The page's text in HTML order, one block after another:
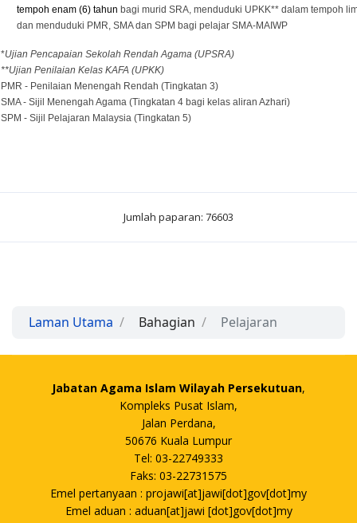
tempoh enam (6) tahun bagi murid SRA, menduduki UPKK** dalam tempoh
dan menduduki PMR, SMA dan SPM bagi pelajar SMA-MAIWP
*Ujian Pencapaian Sekolah Rendah Agama (UPSRA)
**Ujian Penilaian Kelas KAFA (UPKK)
PMR - Penilaian Menengah Rendah (Tingkatan 3)
SMA - Sijil Menengah Agama (Tingkatan 4 bagi kelas aliran Azhari)
SPM - Sijil Pelajaran Malaysia (Tingkatan 5)
Jumlah paparan: 76603
Laman Utama Bahagian Pelajaran
Jabatan Agama Islam Wilayah Persekutuan,
Kompleks Pusat Islam,
Jalan Perdana,
50676 Kuala Lumpur
Tel: 03-22749333
Faks: 03-22731575
Emel pertanyaan : projawi[at]jawi[dot]gov[dot]my
Emel aduan : aduan[at]jawi [dot]gov[dot]my